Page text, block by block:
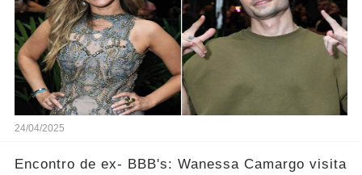
24/04/2025
Encontro de ex- BBB's: Wanessa Camargo visita